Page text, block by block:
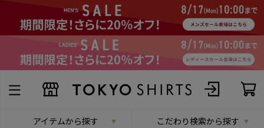
アイテムから探す こだわり検索から探す